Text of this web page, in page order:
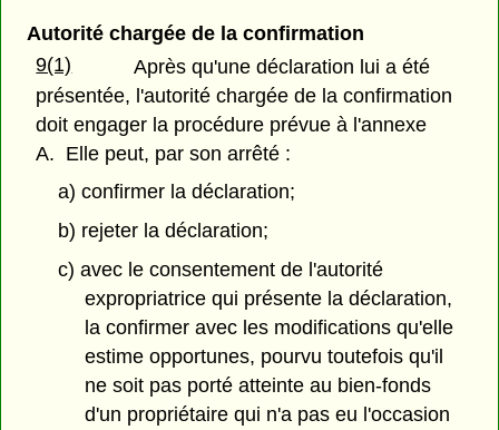
Autorité chargée de la confirmation
9(1)
Après qu'une déclaration lui a été
présentée, l'autorité chargée de la confirmation
doit engager la procédure prévue à l'annexe
A. Elle peut, par son arrêté :
a) confirmer la déclaration;
b) rejeter la déclaration;
c) avec le consentement de l'autorité
expropriatrice qui présente la déclaration,
la confirmer avec les modifications qu'elle
estime opportunes, pourvu toutefois qu'il
ne soit pas porté atteinte au bien-fonds
d'un propriétaire qui n'a pas eu l'occasion